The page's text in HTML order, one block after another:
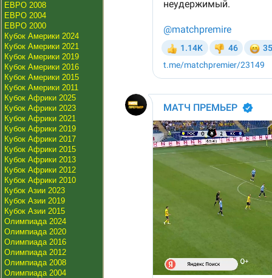
ЕВРО 2008
ЕВРО 2004
ЕВРО 2000
Кубок Америки 2024
Кубок Америки 2021
Кубок Америки 2019
Кубок Америки 2016
Кубок Америки 2015
Кубок Америки 2011
Кубок Африки 2025
Кубок Африки 2023
Кубок Африки 2021
Кубок Африки 2019
Кубок Африки 2017
Кубок Африки 2015
Кубок Африки 2013
Кубок Африки 2012
Кубок Африки 2010
Кубок Азии 2023
Кубок Азии 2019
Кубок Азии 2015
Олимпиада 2024
Олимпиада 2020
Олимпиада 2016
Олимпиада 2012
Олимпиада 2008
Олимпиада 2004